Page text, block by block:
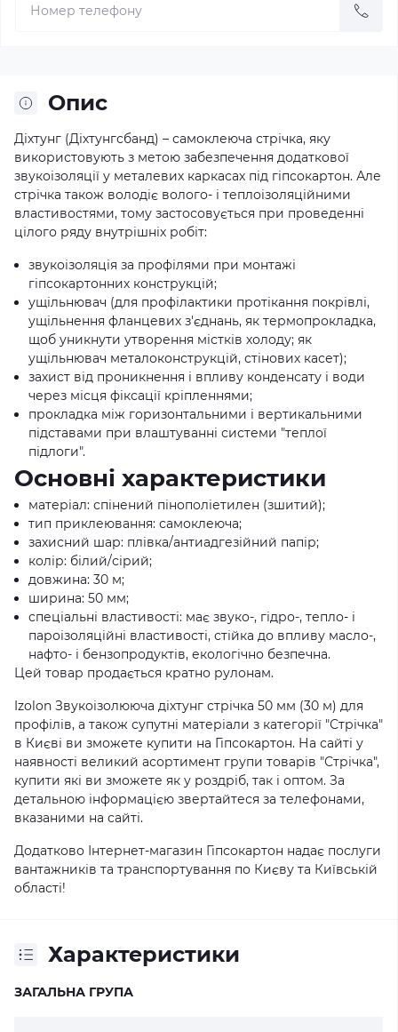
Опис
Діхтунг (Діхтунгсбанд) – самоклеюча стрічка, яку
використовують з метою забезпечення додаткової
звукоізоляції у металевих каркасах під гіпсокартон. Але
стрічка також володіє волого- і теплоізоляційними
властивостями, тому застосовується при проведенні
цілого ряду внутрішніх робіт:
звукоізоляція за профілями при монтажі
гіпсокартонних конструкцій;
ущільнювач (для профілактики протікання покрівлі,
ущільнення фланцевих з'єднань, як термопрокладка,
щоб уникнути утворення містків холоду; як
ущільнювач металоконструкцій, стінових касет);
захист від проникнення і впливу конденсату і води
через місця фіксації кріпленнями;
прокладка між горизонтальними і вертикальними
підставами при влаштуванні системи "теплої
підлоги".
Основні характеристики
матеріал: спінений пінополіетилен (зшитий);
тип приклеювання: самоклеюча;
захисний шар: плівка/антиадгезійний папір;
колір: білий/сірий;
довжина: 30 м;
ширина: 50 мм;
спеціальні властивості: має звуко-, гідро-, тепло- і
пароізоляційні властивості, стійка до впливу масло-,
нафто- і бензопродуктів, екологічно безпечна.
Цей товар продається кратно рулонам.
Izolon Звукоізолююча діхтунг стрічка 50 мм (30 м) для
профілів, а також супутні матеріали з категорії "Стрічка"
в Києві ви зможете купити на Гіпсокартон. На сайті у
наявності великий асортимент групи товарів "Стрічка",
купити які ви зможете як у роздріб, так і оптом. За
детальною інформацією звертайтеся за телефонами,
вказаними на сайті.
Додатково Інтернет-магазин Гіпсокартон надає послуги
вантажників та транспортування по Києву та Київській
області!
Характеристики
ЗАГАЛЬНА ГРУПА